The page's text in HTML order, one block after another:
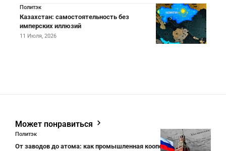
Политэк
Казахстан: самостоятельность без
имперских иллюзий
11 Июля, 2026
Может понравиться
Политэк
От заводов до атома: как промышленная кооперация